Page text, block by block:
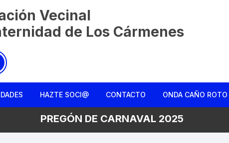
Vecinal
de Los Cármenes
HAZTE SOCI@ CONTACTO ONDA CAÑO ROTO
Charla entre amigas
PREGÓN DE CARNAVAL 2025